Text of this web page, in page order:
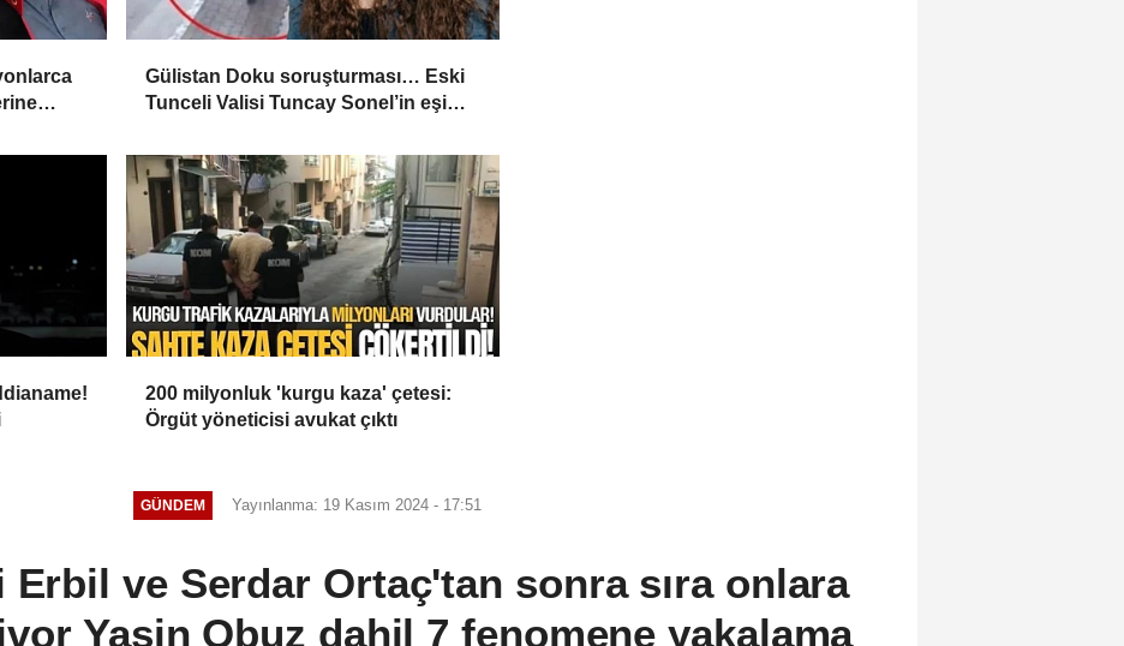
Gülistan Doku soruşturması… Eski
Tunceli Valisi Tuncay Sonel’in eşi
200 milyonluk 'kurgu kaza' çetesi:
Örgüt yöneticisi avukat çıktı
GÜNDEM Yayınlanma: 19 Kasım 2024 - 17:51
Erbil ve Serdar Ortaç'tan sonra sıra onlara
Yasin Obuz dahil 7 fenomene yakalama